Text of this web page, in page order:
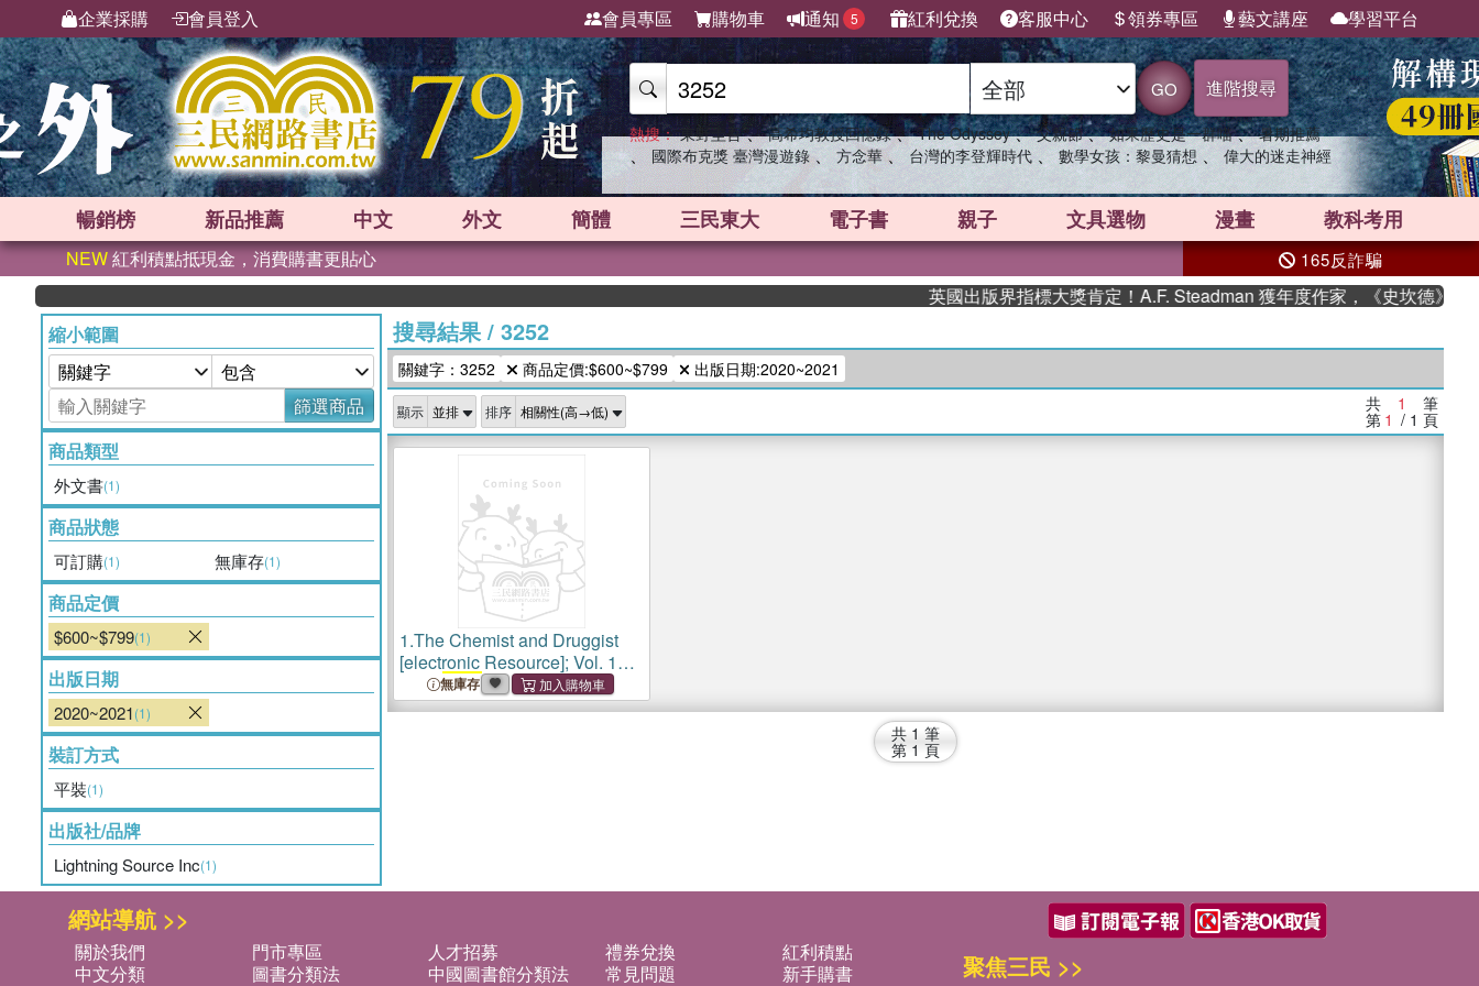
企業採購 會員登入 會員專區 購物車 通知 5 紅利兌換 客服中心 領券專區 藝文講座 學習平台
GO 進階搜尋
熱搜： 東野圭吾 、 高希均教授回憶錄 、 The Odyssey 、 父親節 、 如果歷史是一群喵 、 暑期推薦
、 國際布克獎 臺灣漫遊錄 、 方念華 、 台灣的李登輝時代 、 數學女孩：黎曼猜想 、 偉大的迷走神經
暢銷榜 新品推薦 中文 外文 簡體 三民東大 電子書 親子 文具選物 漫畫 教科考用
NEW紅利積點抵現金，消費購書更貼心 165反詐騙
英國出版界指標大獎肯定！A.F. Steadman 獲年度作家，《史坎德》系列
縮小範圍
篩選商品
商品類型
外文書(1)
商品狀態
可訂購(1) 無庫存(1)
商品定價
$600~$799(1)
出版日期
2020~2021(1)
裝訂方式
平裝(1)
出版社/品牌
Lightning Source Inc(1)
搜尋結果/ 3252
關鍵字：3252 商品定價:$600~$799 出版日期:2020~2021
顯示 排序 共 1 筆
第 1 / 1 頁
1.The Chemist and Druggist
[electronic Resource]; Vol. 137
= no.3252(6 June 1942)
無庫存
共 1 筆
第 1 頁
網站導航 >>
關於我們 門市專區 人才招募 禮券兌換
紅利積點
中文分類
圖書分類法 中國圖書館分類法 常見問題
新手購書
聚焦三民 >>